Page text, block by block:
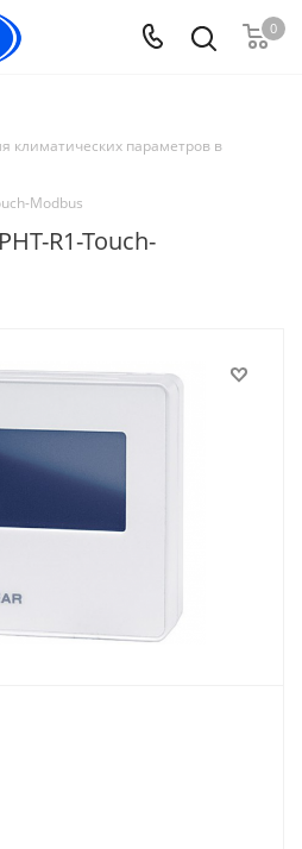
0
климатических параметров в
Modbus
R1-Touch-